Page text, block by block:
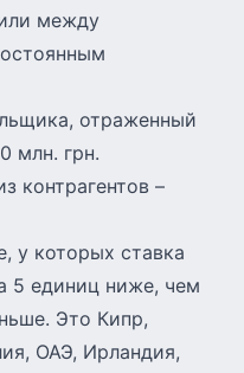
между
отраженный
млн. грн.
контрагентов –
у которых ставка
5 единиц ниже, чем
Это Кипр,
ОАЭ, Ирландия,